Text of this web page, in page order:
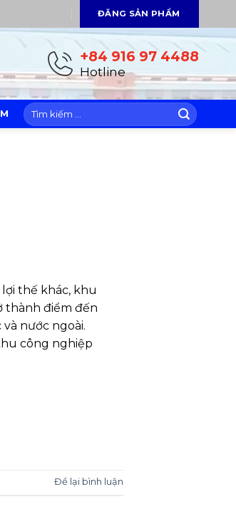
ĐĂNG SẢN PHẨM
+84 916 97 4488
Hotline
thế khác, khu
thành điểm đến
nước ngoài.
công nghiệp
Để lại bình luận